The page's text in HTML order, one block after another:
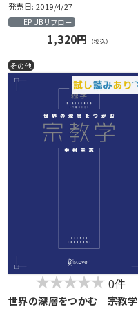
発売日: 2019/4/27
EPUBリフロー
1,320円 （税込）
その他
0件
世界の深層をつかむ 宗教学